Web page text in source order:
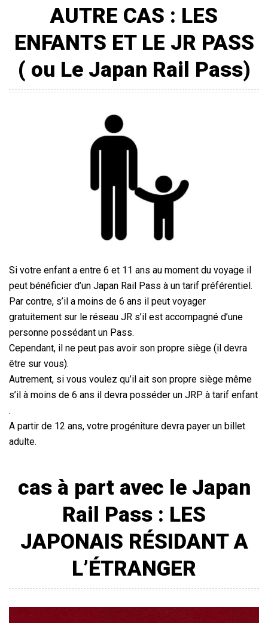
AUTRE CAS : LES
ENFANTS ET LE JR PASS
( ou Le Japan Rail Pass)
Si votre enfant a entre 6 et 11 ans au moment du voyage il
peut bénéficier d’un Japan Rail Pass à un tarif préférentiel.
Par contre, s’il a moins de 6 ans il peut voyager
gratuitement sur le réseau JR s’il est accompagné d’une
personne possédant un Pass.
Cependant, il ne peut pas avoir son propre siège (il devra
être sur vous).
Autrement, si vous voulez qu’il ait son propre siège même
s’il à moins de 6 ans il devra posséder un JRP à tarif enfant
.
A partir de 12 ans, votre progéniture devra payer un billet
adulte.
cas à part avec le Japan
Rail Pass : LES
JAPONAIS RÉSIDANT A
L’ÉTRANGER